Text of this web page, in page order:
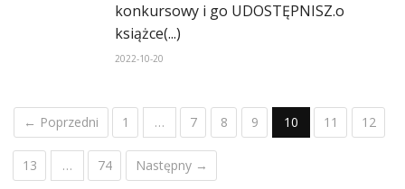
konkursowy i go UDOSTĘPNISZ.o
książce(...)
2022-10-20
← Poprzedni 1 … 7 8 9 10 11 12
13 … 74 Następny →